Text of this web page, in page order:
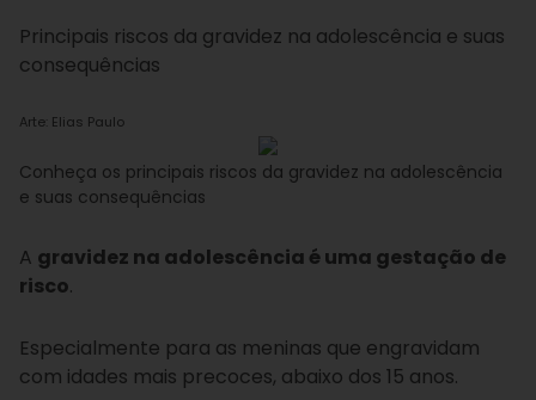
Principais riscos da gravidez na adolescência e suas
consequências
Arte: Elias Paulo
Conheça os principais riscos da gravidez na adolescência
e suas consequências
A gravidez na adolescência é uma gestação de
risco.
Especialmente para as meninas que engravidam
com idades mais precoces, abaixo dos 15 anos.